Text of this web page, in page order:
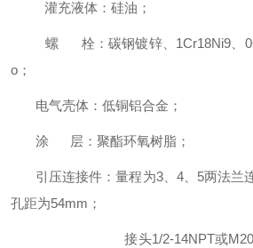
灌充液体：硅油；
螺 栓：碳钢镀锌、1Cr18Ni9、
o；
电气壳体：低铜铝合金；
涂 层：聚酯环氧树脂；
引压连接件：量程为3、4、5两法兰
孔距为54mm；
接头1/2-14NPT或M20X1.5